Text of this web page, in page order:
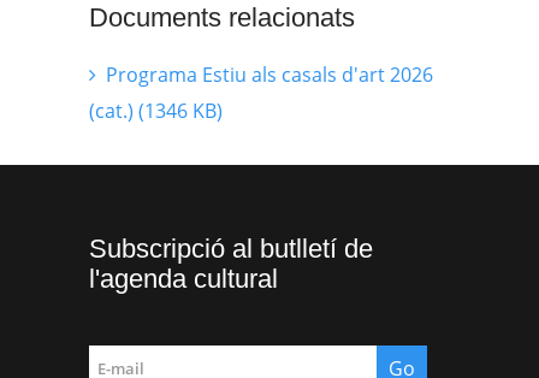
Documents relacionats
Programa Estiu als casals d'art 2026
(cat.) (1346 KB)
Subscripció al butlletí de
l'agenda cultural